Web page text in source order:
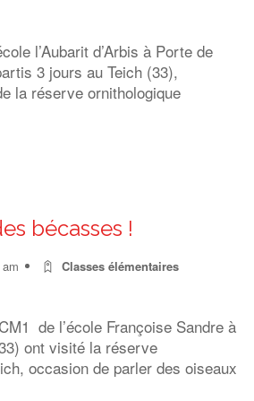
l’Aubarit d’Arbis à Porte de
3 jours au Teich (33),
la réserve ornithologique
bécasses !
Classes élémentaires
de l’école Françoise Sandre à
ont visité la réserve
occasion de parler des oiseaux